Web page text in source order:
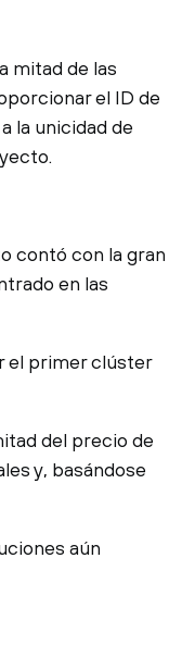
mitad de las
el ID de
la unicidad de
contó con la gran
en las
el primer clúster
del precio de
y, basándose
aún